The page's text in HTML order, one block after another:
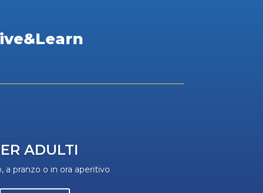
ADULTI
a pranzo o in ora aperitivo